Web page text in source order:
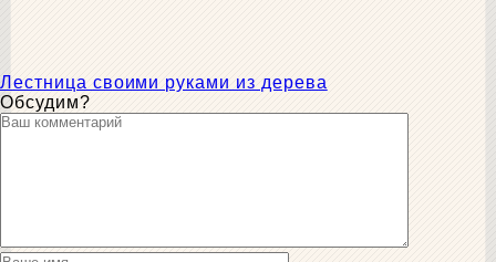
Лестница своими руками из дерева
Обсудим?